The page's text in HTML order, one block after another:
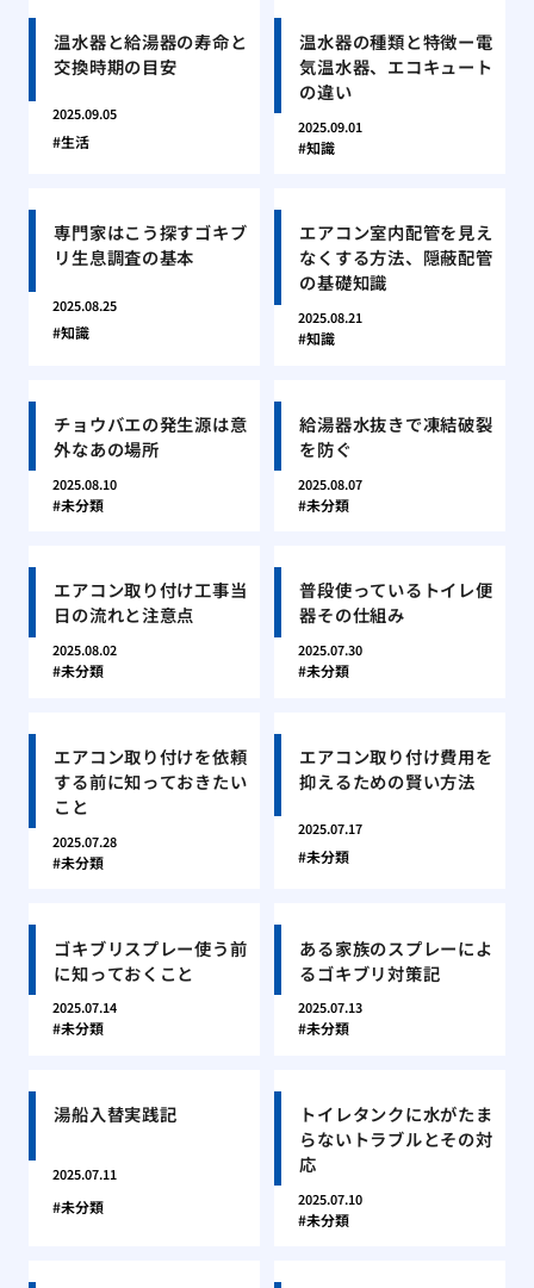
温水器と給湯器の寿命と
交換時期の目安
2025.09.05
生活
温水器の種類と特徴ー電
気温水器、エコキュート
の違い
2025.09.01
知識
専門家はこう探すゴキブ
リ生息調査の基本
2025.08.25
知識
エアコン室内配管を見え
なくする方法、隠蔽配管
の基礎知識
2025.08.21
知識
チョウバエの発生源は意
外なあの場所
2025.08.10
未分類
給湯器水抜きで凍結破裂
を防ぐ
2025.08.07
未分類
エアコン取り付け工事当
日の流れと注意点
2025.08.02
未分類
普段使っているトイレ便
器その仕組み
2025.07.30
未分類
エアコン取り付けを依頼
する前に知っておきたい
こと
2025.07.28
未分類
エアコン取り付け費用を
抑えるための賢い方法
2025.07.17
未分類
ゴキブリスプレー使う前
に知っておくこと
2025.07.14
未分類
ある家族のスプレーによ
るゴキブリ対策記
2025.07.13
未分類
湯船入替実践記
2025.07.11
未分類
トイレタンクに水がたま
らないトラブルとその対
応
2025.07.10
未分類